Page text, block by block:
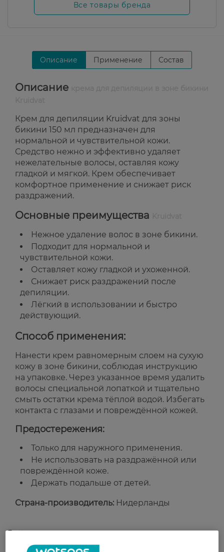
Все товары бренда
Описание Применение Состав
Описание
Крем для депиляции Kruidvat для зоны
бикини 150 мл предназначен для
нормальной и чувствительной кожи.
Средство нежно и эффективно удаляет
нежелательные волосы, оставляя кожу
гладкой и мягкой. Крем обеспечивает
комфортное применение и снижает риск
раздражений.
Основные преимущества
Нежное удаление волос в зоне бикини.
Подходит для нормальной и
чувствительной кожи.
Оставляет кожу гладкой и ухоженной.
Снижает риск раздражений после
депиляции.
Лёгкий в использовании и быстро
действующий.
Способ применения:
Нанести крем равномерным слоем на сухую
кожу в зоне бикини, соблюдая инструкцию
на упаковке. Через указанное время удалить
волосы специальной лопаткой и тщательно
смыть остатки крема тёплой водой. Избегать
контакта с глазами и повреждённой кожей.
Предостережения:
Только для наружного применения.
Не использовать на раздражённой или
повреждённой коже.
Держать подальше от детей.
Страна-производитель: Нидерланды
Рейтинг и отзывы